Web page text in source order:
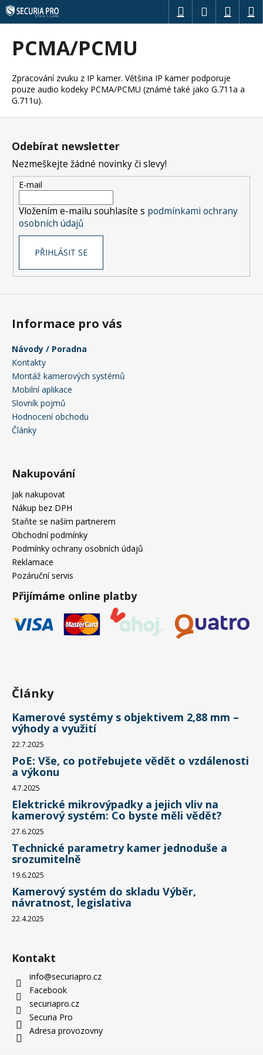
Přejít
na
obsah
HledatPřihlášení
PCMA/PCMU
Zpracování zvuku z IP kamer. Většina IP kamer podporuje
pouze audio kodeky PCMA/PCMU (známé také jako G.711a a
G.711u).
K
o
o
p
o
ř
e
b
u
e
a
j
t
p
o
r
u
č
u
j
e
m
e
Z
Odebírat newsletter
Nezmeškejte žádné novinky či slevy!
E-mail
Vložením e-mailu souhlasíte s podmínkami ochrany
osobních údajů
PŘIHLÁSIT SE
Informace pro vás
Návody / Poradna
Kontakty
Montáž kamerových systémů
Mobilní aplikace
Slovník pojmů
Hodnocení obchodu
Články
Nakupování
Jak nakupovat
Nákup bez DPH
Staňte se naším partnerem
Obchodní podmínky
Podmínky ochrany osobních údajů
Reklamace
Pozáruční servis
Přijímáme online platby
Články
Kamerové systémy s objektivem 2,88 mm –
výhody a využití
22.7.2025
PoE: Vše, co potřebujete vědět o vzdálenosti
a výkonu
4.7.2025
Elektrické mikrovýpadky a jejich vliv na
kamerový systém: Co byste měli vědět?
27.6.2025
Technické parametry kamer jednoduše a
srozumitelně
19.6.2025
Kamerový systém do skladu Výběr,
návratnost, legislativa
22.4.2025
Kontakt
info@securiapro.cz
Facebook
securiapro.cz
Securia Pro
Adresa provozovny